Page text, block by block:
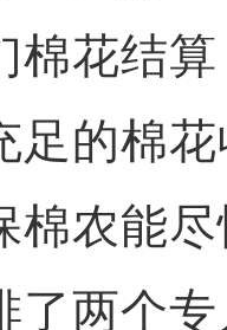
棉花结
足的棉
棉农能
了两个